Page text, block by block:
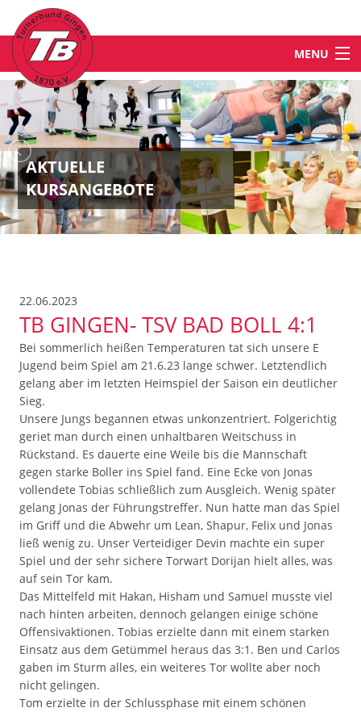
MENU
STARTSEITE
NEWS
ABTEILUNGEN & ANGEBOTE
KONTAKT
AKTUELLE
KURSANGEBOTE
22.06.2023
TB GINGEN- TSV BAD BOLL 4:1
Bei sommerlich heißen Temperaturen tat sich unsere E
Jugend beim Spiel am 21.6.23 lange schwer. Letztendlich
gelang aber im letzten Heimspiel der Saison ein deutlicher
Sieg.
Unsere Jungs begannen etwas unkonzentriert. Folgerichtig
geriet man durch einen unhaltbaren Weitschuss in
Rückstand. Es dauerte eine Weile bis die Mannschaft
gegen starke Boller ins Spiel fand. Eine Ecke von Jonas
vollendete Tobias schließlich zum Ausgleich. Wenig später
gelang Jonas der Führungstreffer. Nun hatte man das Spiel
im Griff und die Abwehr um Lean, Shapur, Felix und Jonas
ließ wenig zu. Unser Verteidiger Devin machte ein super
Spiel und der sehr sichere Torwart Dorijan hielt alles, was
auf sein Tor kam.
Das Mittelfeld mit Hakan, Hisham und Samuel musste viel
nach hinten arbeiten, dennoch gelangen einige schöne
Offensivaktionen. Tobias erzielte dann mit einem starken
Einsatz aus dem Getümmel heraus das 3:1. Ben und Carlos
gaben im Sturm alles, ein weiteres Tor wollte aber noch
nicht gelingen.
Tom erzielte in der Schlussphase mit einem schönen